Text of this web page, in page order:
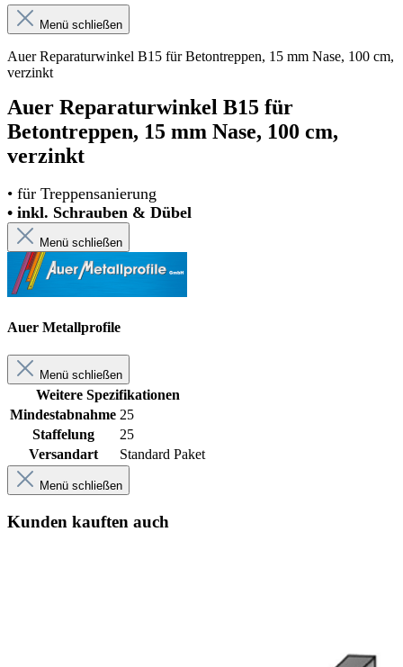
Menü schließen
Auer Reparaturwinkel B15 für Betontreppen, 15 mm Nase, 100 cm,
verzinkt
Auer Reparaturwinkel B15 für
Betontreppen, 15 mm Nase, 100 cm,
verzinkt
• für Treppensanierung
• inkl. Schrauben & Dübel
Menü schließen
Auer Metallprofile
Menü schließen
Weitere Spezifikationen
Mindestabnahme 25
Staffelung
25
Versandart
Standard Paket
Menü schließen
Kunden kauften auch